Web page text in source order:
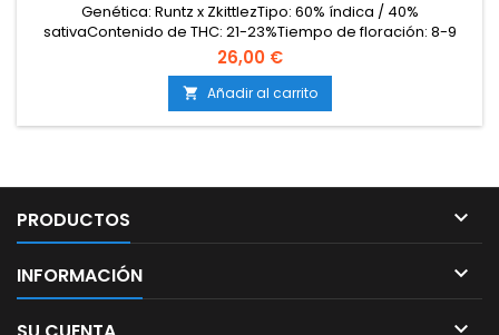
Genética: Runtz x ZkittlezTipo: 60% índica / 40%
sativaContenido de THC: 21-23%Tiempo de floración: 8-9
semanas en interiorProducción en interior: 500-550
g/m²Producción en exterior: 700-900 g/plantaAltura: 80-110
cm en interior; hasta 200 cm en exteriorAromas y
sabores: Dulces y afrutados; caramelo de frutas, uva, frutas
tropicales...
26,00 €
 Añadir al carrito
PRODUCTOS 
INFORMACIÓN 
